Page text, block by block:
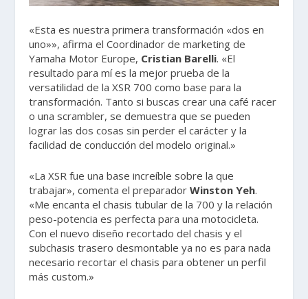
«Esta es nuestra primera transformación «dos en
uno»», afirma el Coordinador de marketing de
Yamaha Motor Europe, Cristian Barelli. «El
resultado para mí es la mejor prueba de la
versatilidad de la XSR 700 como base para la
transformación. Tanto si buscas crear una café racer
o una scrambler, se demuestra que se pueden
lograr las dos cosas sin perder el carácter y la
facilidad de conducción del modelo original.»
«La XSR fue una base increíble sobre la que
trabajar», comenta el preparadorWinston Yeh.
«Me encanta el chasis tubular de la 700 y la relación
peso-potencia es perfecta para una motocicleta.
Con el nuevo diseño recortado del chasis y el
subchasis trasero desmontable ya no es para nada
necesario recortar el chasis para obtener un perfil
más custom.»